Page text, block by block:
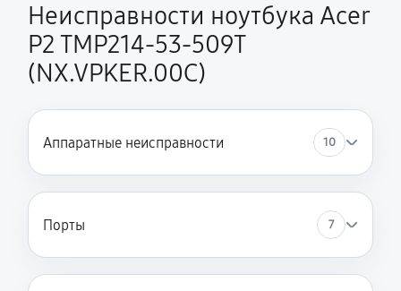
Неисправности ноутбука Acer
P2 TMP214-53-509T
(NX.VPKER.00C)
Аппаратные неисправности 10
Порты 7